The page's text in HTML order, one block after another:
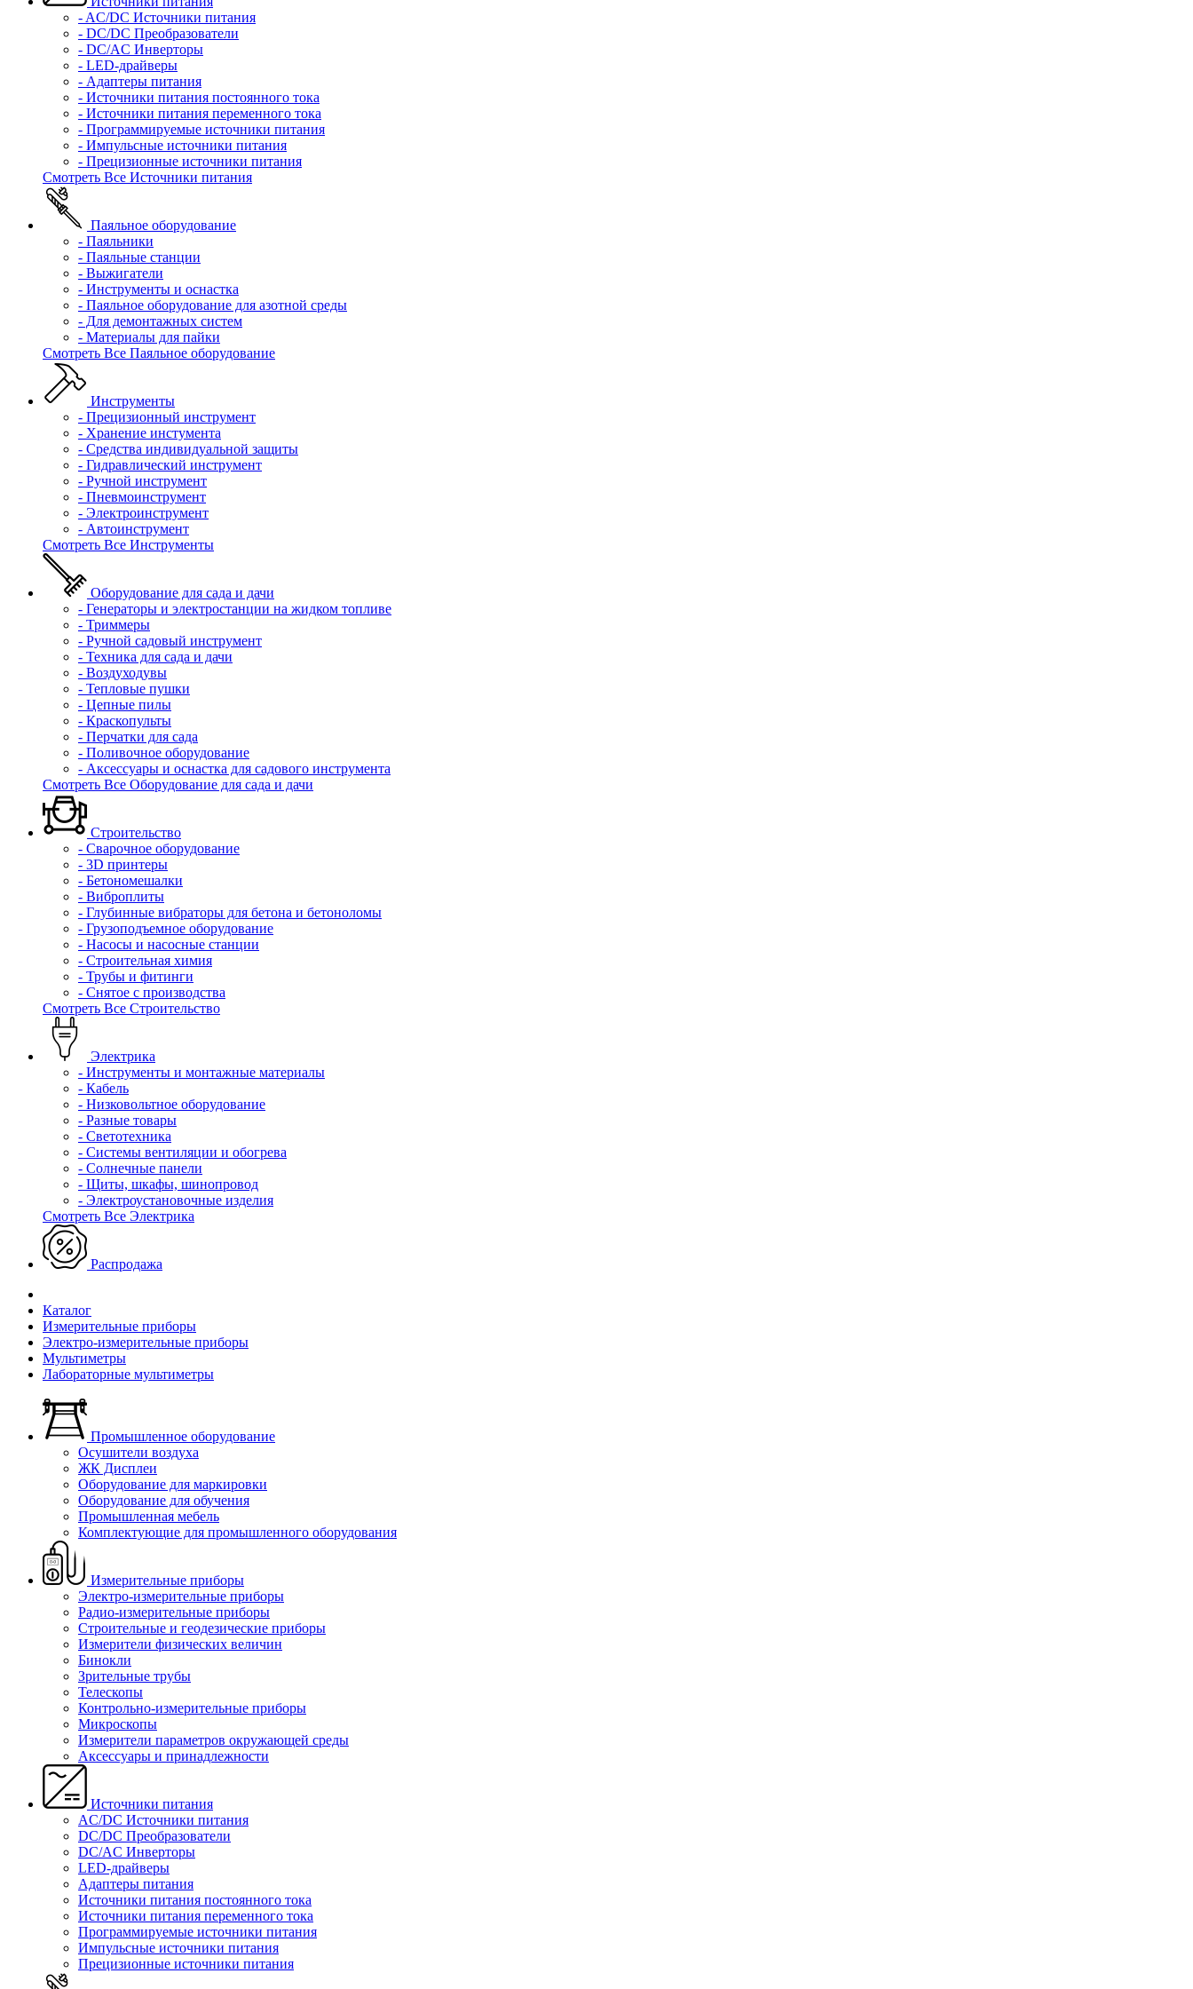
- AC/DC Источники питания
- DC/DC Преобразователи
- DC/AC Инверторы
- LED-драйверы
- Адаптеры питания
- Источники питания постоянного тока
- Источники питания переменного тока
- Программируемые источники питания
- Импульсные источники питания
- Прецизионные источники питания
Смотреть Все Источники питания
Паяльное оборудование
- Паяльники
- Паяльные станции
- Выжигатели
- Инструменты и оснастка
- Паяльное оборудование для азотной среды
- Для демонтажных систем
- Материалы для пайки
Смотреть Все Паяльное оборудование
Инструменты
- Прецизионный инструмент
- Хранение инстумента
- Средства индивидуальной защиты
- Гидравлический инструмент
- Ручной инструмент
- Пневмоинструмент
- Электроинструмент
- Автоинструмент
Смотреть Все Инструменты
Оборудование для сада и дачи
- Генераторы и электростанции на жидком топливе
- Триммеры
- Ручной садовый инструмент
- Техника для сада и дачи
- Воздуходувы
- Тепловые пушки
- Цепные пилы
- Краскопульты
- Перчатки для сада
- Поливочное оборудование
- Аксессуары и оснастка для садового инструмента
Смотреть Все Оборудование для сада и дачи
Строительство
- Сварочное оборудование
- 3D принтеры
- Бетономешалки
- Виброплиты
- Глубинные вибраторы для бетона и бетоноломы
- Грузоподъемное оборудование
- Насосы и насосные станции
- Строительная химия
- Трубы и фитинги
- Снятое с производства
Смотреть Все Строительство
Электрика
- Инструменты и монтажные материалы
- Кабель
- Низковольтное оборудование
- Разные товары
- Светотехника
- Системы вентиляции и обогрева
- Солнечные панели
- Щиты, шкафы, шинопровод
- Электроустановочные изделия
Смотреть Все Электрика
Распродажа
Каталог
Измерительные приборы
Электро-измерительные приборы
Мультиметры
Лабораторные мультиметры
Промышленное оборудование
Осушители воздуха
ЖК Дисплеи
Оборудование для маркировки
Оборудование для обучения
Промышленная мебель
Комплектующие для промышленного оборудования
Измерительные приборы
Электро-измерительные приборы
Радио-измерительные приборы
Строительные и геодезические приборы
Измерители физических величин
Бинокли
Зрительные трубы
Телескопы
Контрольно-измерительные приборы
Микроскопы
Измерители параметров окружающей среды
Аксессуары и принадлежности
Источники питания
AC/DC Источники питания
DC/DC Преобразователи
DC/AC Инверторы
LED-драйверы
Адаптеры питания
Источники питания постоянного тока
Источники питания переменного тока
Программируемые источники питания
Импульсные источники питания
Прецизионные источники питания